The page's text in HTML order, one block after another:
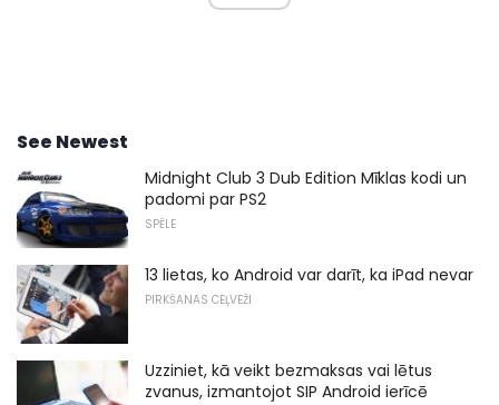
See Newest
Midnight Club 3 Dub Edition Mīklas kodi un
padomi par PS2
SPĒLE
13 lietas, ko Android var darīt, ka iPad nevar
PIRKŠANAS CEĻVEŽI
Uzziniet, kā veikt bezmaksas vai lētus
zvanus, izmantojot SIP Android ierīcē